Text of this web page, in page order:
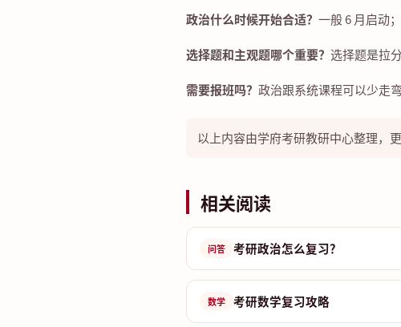
政治什么时候开始合适？ 一般 6 月启动
选择题和主观题哪个重要？ 选择题是拉
需要报班吗？ 政治跟系统课程可以少走
以上内容由学府考研教研中心整理，
相关阅读
问答 考研政治怎么复习？
数学 考研数学复习攻略